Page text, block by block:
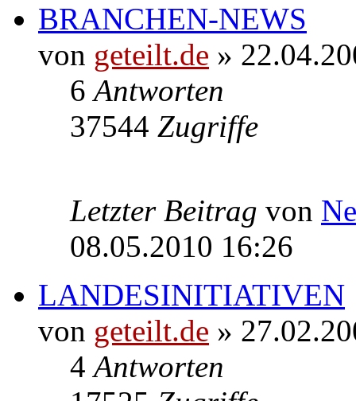
BRANCHEN-NEWS
von geteilt.de »
6Antworten
37544 Zugriffe
Letzter Beitrag von
08.05.2010 16:26
LANDESINITIATIVEN
von geteilt.de »
4Antworten